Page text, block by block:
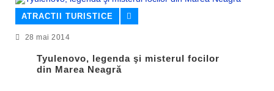
ATRACTII TURISTICE
28 mai 2014
Tyulenovo, legenda şi misterul focilor
din Marea Neagră